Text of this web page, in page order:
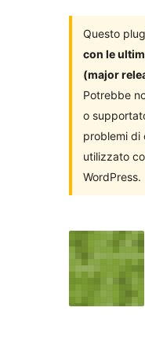
Questo
con le
(major
Potrebbe
o
problemi di
utilizzato
WordPress.